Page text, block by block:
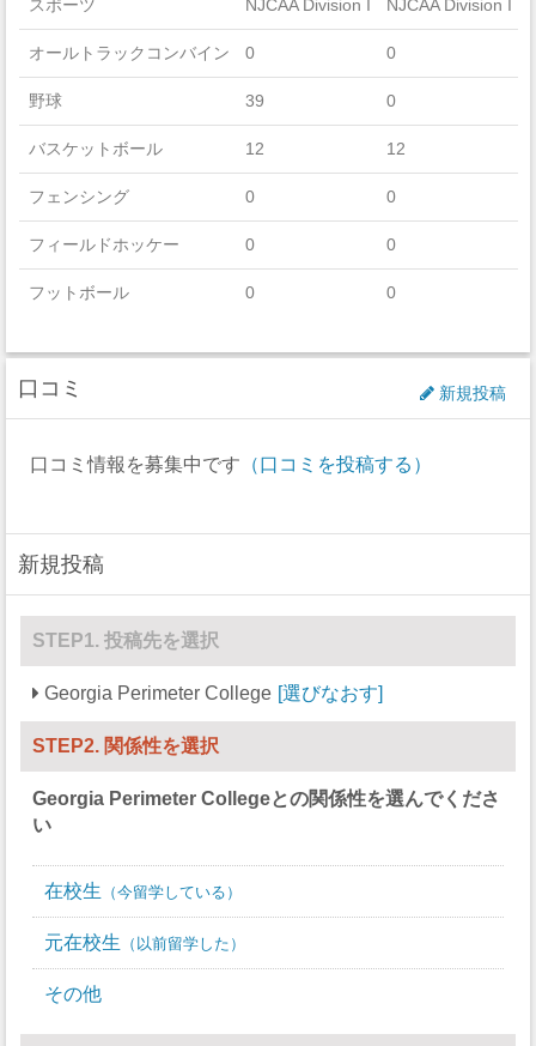
スポーツ NJCAA Division I NJCAA Division I
オールトラックコンバイン 0 0
野球 39 0
バスケットボール 12 12
フェンシング 0 0
フィールドホッケー 0 0
フットボール 0 0
アイスホッケー
セーリング 0 0
スキー
スカッシュ 0 0
競泳/飛び込み 0 0
テニス
バレーボール 0 0
水球 0 0
口コミ 新規投稿
口コミ情報を募集中です （口コミを投稿する）
新規投稿
STEP1. 投稿先を選択
Georgia Perimeter College 選びなおす
STEP2. 関係性を選択
Georgia Perimeter Collegeとの関係性を選んでくださ
い
在校生 今留学している
元在校生 以前留学した
その他